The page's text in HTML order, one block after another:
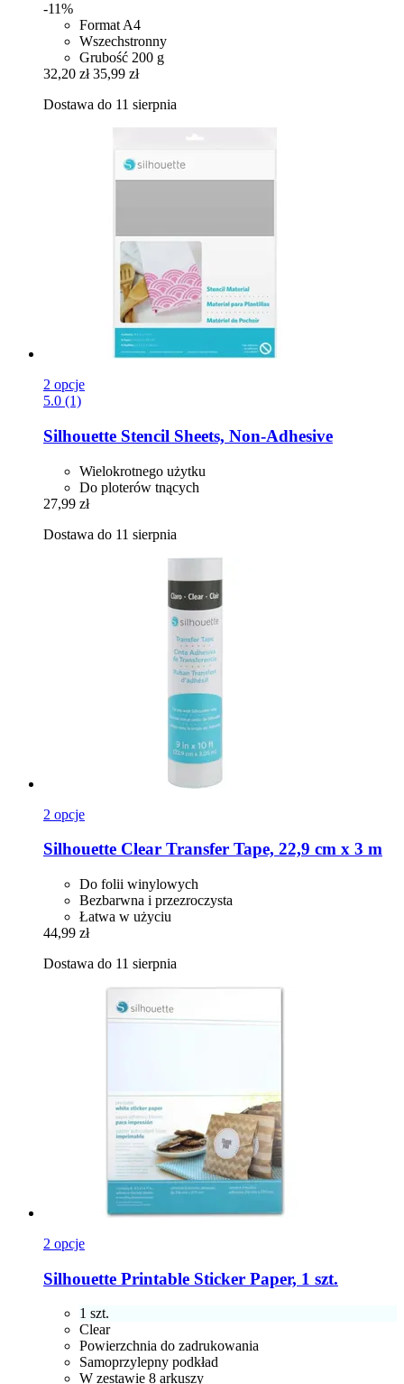
-11%
Format A4
Wszechstronny
Grubość 200 g
32,20 zł 35,99 zł
Dostawa do 11 sierpnia
2 opcje
5.0 (1)
Silhouette Stencil Sheets, Non-​Adhesive
Wielokrotnego użytku
Do ploterów tnących
27,99 zł
Dostawa do 11 sierpnia
2 opcje
Silhouette Clear Transfer Tape, 22,9 cm x 3 m
Do folii winylowych
Bezbarwna i przezroczysta
Łatwa w użyciu
44,99 zł
Dostawa do 11 sierpnia
2 opcje
Silhouette Printable Sticker Paper, 1 szt.
1 szt.
Clear
Powierzchnia do zadrukowania
Samoprzylepny podkład
W zestawie 8 arkuszy